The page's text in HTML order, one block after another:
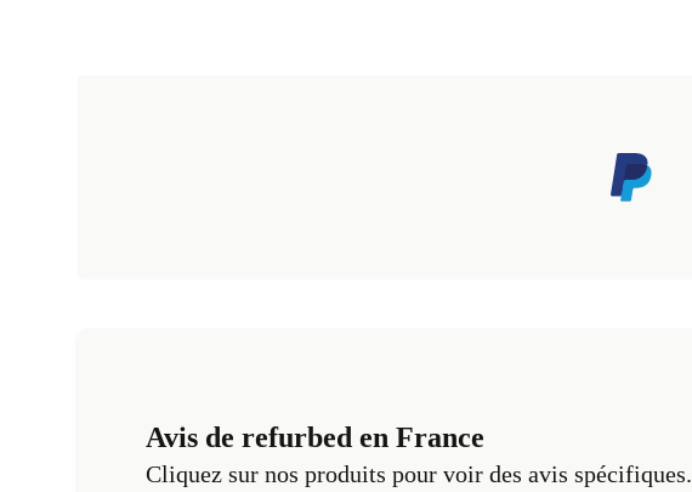
Avis de refurbed en France
Cliquez sur nos produits pour voir des avis spécifiques.